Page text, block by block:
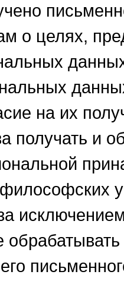
о целях,
на их
получать и